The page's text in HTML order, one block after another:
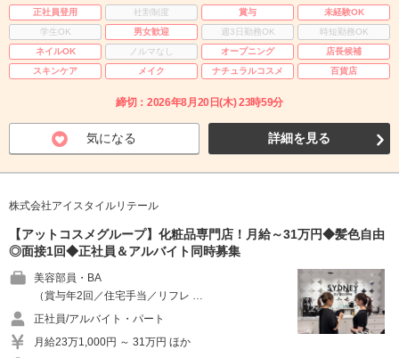
正社員登用 社割制度 賞与
未経験OK
学生OK
男女歓迎 週3日勤務OK
時短勤務OK
ネイルOK
ノルマなし オープニング
店長候補
スキンケア
メイク ナチュラルコスメ 百貨店
締切：2026年8月20日(木) 23時59分
気になる 詳細を見る
株式会社アイスタイルリテール
【アットコスメグループ】化粧品専門店！月給～31万円◆髪色自由
◎面接1回◆正社員＆アルバイト同時募集
美容部員・BA
（賞与年2回／住宅手当／リフレ …
正社員/アルバイト・パート
月給23万1,000円 ～ 31万円 ほか